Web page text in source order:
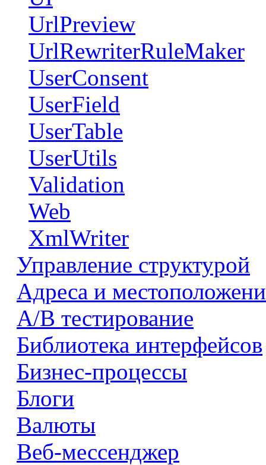
UrlPreview
UrlRewriterRuleMaker
UserConsent
UserField
UserTable
UserUtils
Validation
Web
XmlWriter
Управление структурой
Адреса и
А/В тестирование
Библиотека интерфейсов
Бизнес-процессы
Блоги
Валюты
Веб-мессенджер